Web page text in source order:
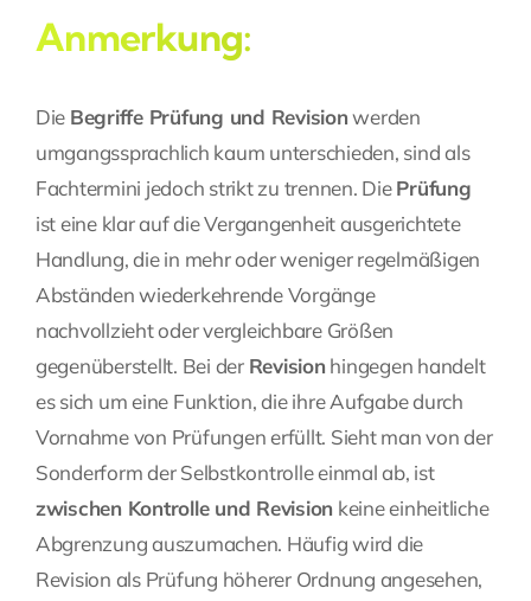
Anmerkung:
Die Begriffe Prüfung und Revisionwerden
umgangssprachlich kaum unterschieden, sind als
Fachtermini jedoch strikt zu trennen. DiePrüfung
ist eine klar auf die Vergangenheit ausgerichtete
Handlung, die in mehr oder weniger regelmäßigen
Abständen wiederkehrende Vorgänge
nachvollzieht oder vergleichbare Größen
gegenüberstellt. Bei der Revision hingegen handelt
es sich um eine Funktion, die ihre Aufgabe durch
Vornahme von Prüfungen erfüllt. Sieht man von der
Sonderform der Selbstkontrolle einmal ab, ist
zwischen Kontrolle und Revision keine einheitliche
Abgrenzung auszumachen. Häufig wird die
Revision als Prüfung höherer Ordnung angesehen,